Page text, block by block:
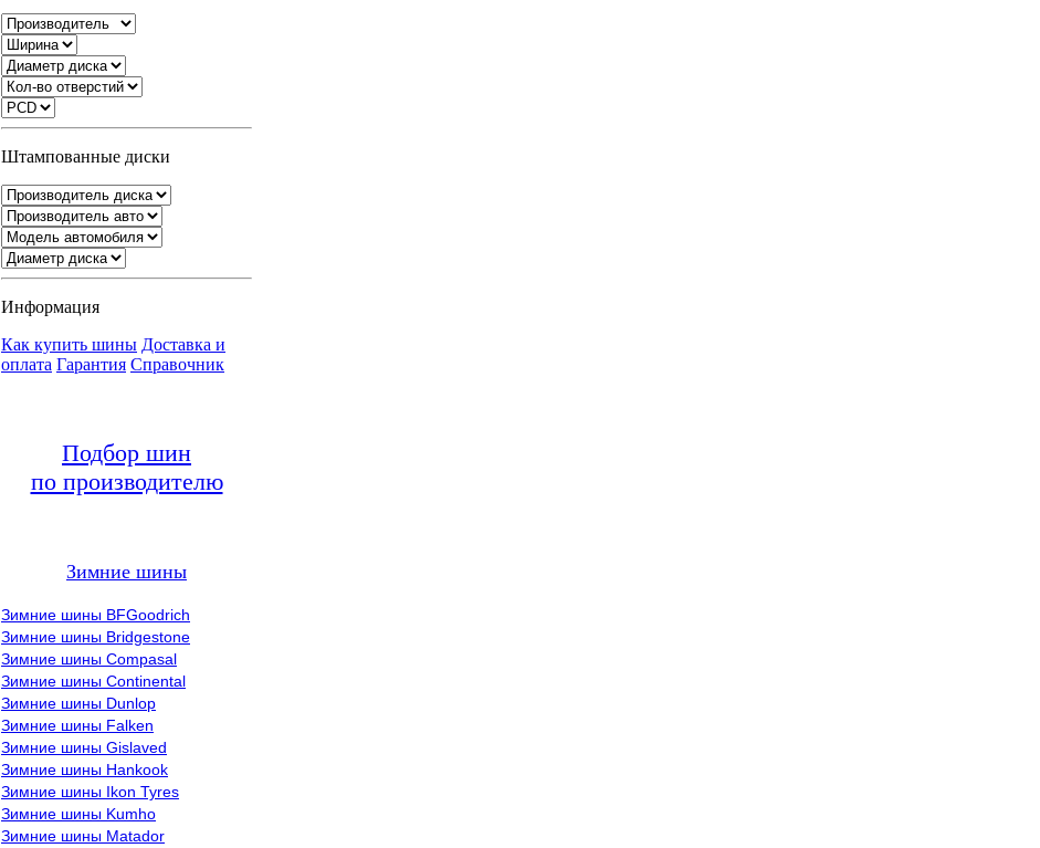
Штампованные диски
Информация
Как купить шины Доставка и
оплата Гарантия Справочник
Подбор шин
по производителю
Зимние шины
Зимние шины BFGoodrich
Зимние шины Bridgestone
Зимние шины Compasal
Зимние шины Continental
Зимние шины Dunlop
Зимние шины Falken
Зимние шины Gislaved
Зимние шины Hankook
Зимние шины Ikon Tyres
Зимние шины Kumho
Зимние шины Matador